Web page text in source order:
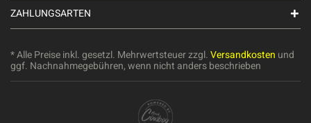
ZAHLUNGSARTEN
* Alle Preise inkl. gesetzl. Mehrwertsteuer zzgl.Versandkosten und
ggf. Nachnahmegebühren, wenn nicht anders beschrieben